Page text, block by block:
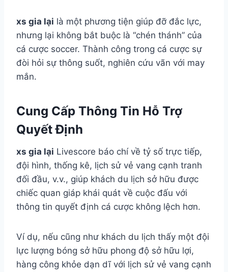
xs gia lại là một phương tiện giúp đỡ đắc lực,
nhưng lại không bắt buộc là “chén thánh” của
cá cược soccer. Thành công trong cá cược sự
đòi hỏi sự thông suốt, nghiên cứu vãn với may
mắn.
Cung Cấp Thông Tin Hỗ Trợ
Quyết Định
xs gia lại Livescore báo chí về tỷ số trực tiếp,
đội hình, thống kê, lịch sử vẻ vang cạnh tranh
đối đầu, v.v., giúp khách du lịch sở hữu được
chiếc quan giáp khái quát về cuộc đấu với
thông tin quyết định cá cược không lệch hơn.
Ví dụ, nếu cũng như khách du lịch thấy một đội
lực lượng bóng sở hữu phong độ sở hữu lợi,
hàng công khỏe dạn dĩ với lịch sử vẻ vang cạnh